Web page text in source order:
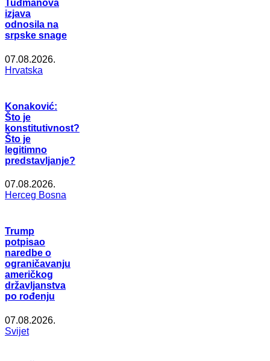
Tuđmanova
izjava
odnosila na
srpske snage
07.08.2026.
Hrvatska
Konaković:
Što je
konstitutivnost?
Što je
legitimno
predstavljanje?
07.08.2026.
Herceg Bosna
Trump
potpisao
naredbe o
ograničavanju
američkog
državljanstva
po rođenju
07.08.2026.
Svijet